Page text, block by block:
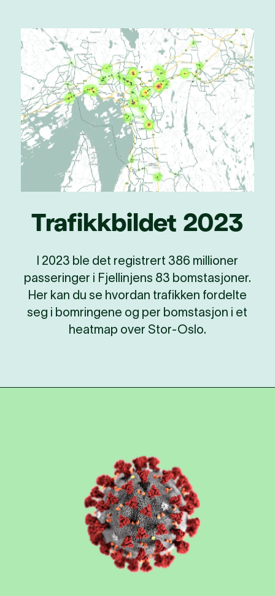
Trafikkbildet 2023
I 2023 ble det registrert 386 millioner
passeringer i Fjellinjens 83 bomstasjoner.
Her kan du se hvordan trafikken fordelte
seg i bomringene og per bomstasjon i et
heatmap over Stor-Oslo.